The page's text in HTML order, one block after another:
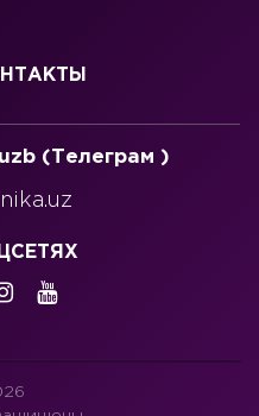
(Телеграм )